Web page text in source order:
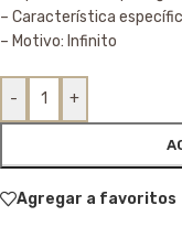
– Característica
– Motivo: Infinito
- +
Agregar a favoritos